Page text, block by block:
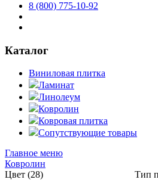
8 (800) 775-10-92
Каталог
Виниловая плитка
Ламинат
Линолеум
Ковролин
Ковровая плитка
Сопутствующие товары
Главное меню
Ковролин
Цвет (28)
Тип